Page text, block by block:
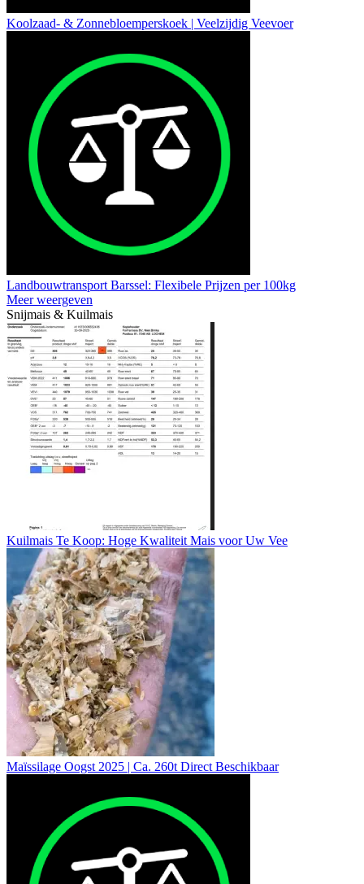
Koolzaad- & Zonnebloemperskoek | Veelzijdig Veevoer
Landbouwtransport Barssel: Flexibele Prijzen per 100kg
Meer weergeven
Snijmais & Kuilmais
Kuilmais Te Koop: Hoge Kwaliteit Mais voor Uw Vee
Maïssilage Oogst 2025 | Ca. 260t Direct Beschikbaar